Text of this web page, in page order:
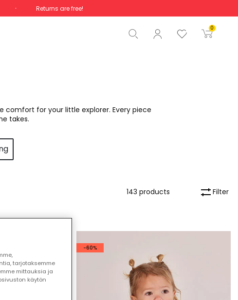
Returns are free!
0
Total €0.00
Start order
comfort for your little explorer. Every piece
takes.
Filter
143 products
-60%
tarjotaksemme
mittauksia ja
käytön